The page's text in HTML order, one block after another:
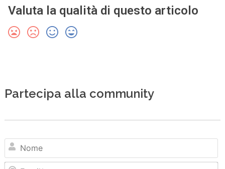
Valuta la qualità di questo articolo
Partecipa alla community